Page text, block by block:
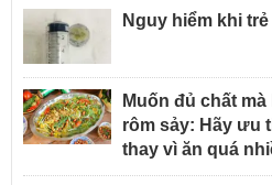
Nguy hiểm khi
Muốn đủ chất
rôm sảy: Hãy ưu
thay vì ăn quá